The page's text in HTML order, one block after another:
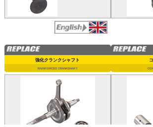
強化クランクシャフト
RAINFORCED CRANKSHAFT